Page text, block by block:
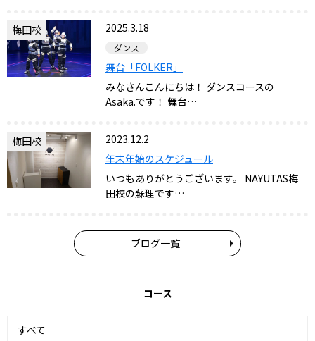
梅田校 2025.3.18
ダンス
舞台「FOLKER」
みなさんこんにちは！ ダンスコースの
Asaka.です！ 舞台…
梅田校
2023.12.2
年末年始のスケジュール
いつもありがとうございます。 NAYUTAS梅
田校の蘇理です…
ブログ一覧
コース
すべて